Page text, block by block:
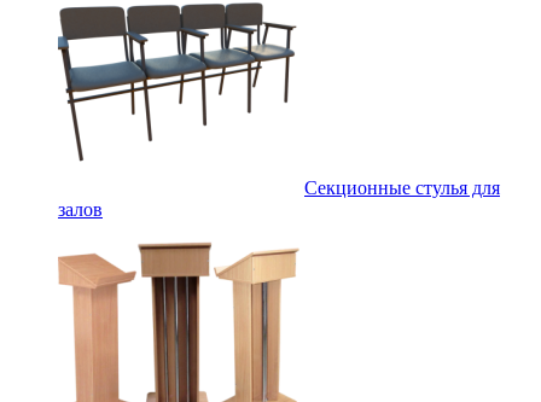
Секционные стулья для
залов